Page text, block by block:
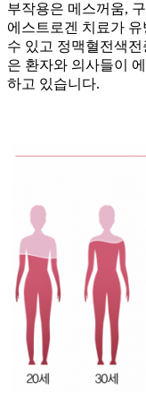
부작용은 메스꺼움,
에스트로겐 치료가
수 있고 정맥혈전색
은 환자와 의사들이
하고 있습니다.